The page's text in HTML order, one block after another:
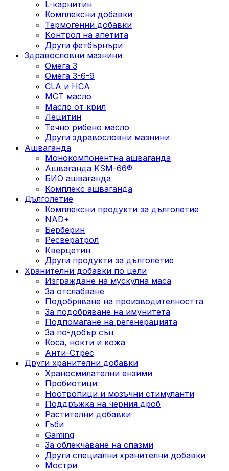
L-карнитин
Комплексни добавки
Термогенни добавки
Kонтрол на апетита
Други фетбърнъри
Здравословни мазнини
Омега 3
Омега 3-6-9
CLA и HCA
МСТ масло
Масло от крил
Лецитин
Течно рибено масло
Други здравословни мазнини
Ашваганда
Монокомпонентна ашваганда
Ашваганда KSM-66®
БИО ашваганда
Комплекс ашваганда
Дълголетие
Комплексни продукти за дълголетие
NAD+
Берберин
Ресвератрол
Кверцетин
Други продукти за дълголетие
Хранителни добавки по цели
Изграждане на мускулна маса
За отслабване
Подобряване на производителността
За подобряване на имунитета
Подпомагане на регенерацията
За по-добър сън
Коса, нокти и кожа
Анти-Стрес
Други хранителни добавки
Храносмилателни ензими
Пробиотици
Ноотропици и мозъчни стимуланти
Поддръжка на черния дроб
Растителни добавки
Гъби
Gaming
За облекчаване на спазми
Други специални хранителни добавки
Мостри